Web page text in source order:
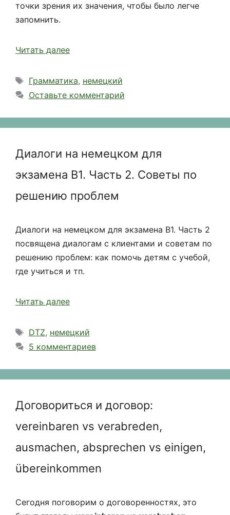
точки зрения их значения, чтобы было легче
запомнить.
Читать далее
Метки
Грамматика, немецкий
Оставьте комментарий
Диалоги на немецком для
экзамена B1. Часть 2. Советы по
решению проблем
Диалоги на немецком для экзамена В1. Часть 2
посвящена диалогам с клиентами и советам по
решению проблем: как помочь детям с учебой,
где учиться и тп.
Читать далее
Метки
DTZ, немецкий
5 комментариев
Договориться и договор:
vereinbaren vs verabreden,
ausmachen, absprechen vs einigen,
übereinkommen
Сегодня поговорим о договоренностях, это